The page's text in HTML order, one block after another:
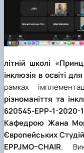
літній школі
інклюзія в освіті
рамках
різноманіття та
620545-EPP-1-2020-
Кафедрою Жана
Європейських
EPPJMO–CHAIR.